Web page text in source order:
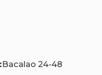
Bacalao 24-48